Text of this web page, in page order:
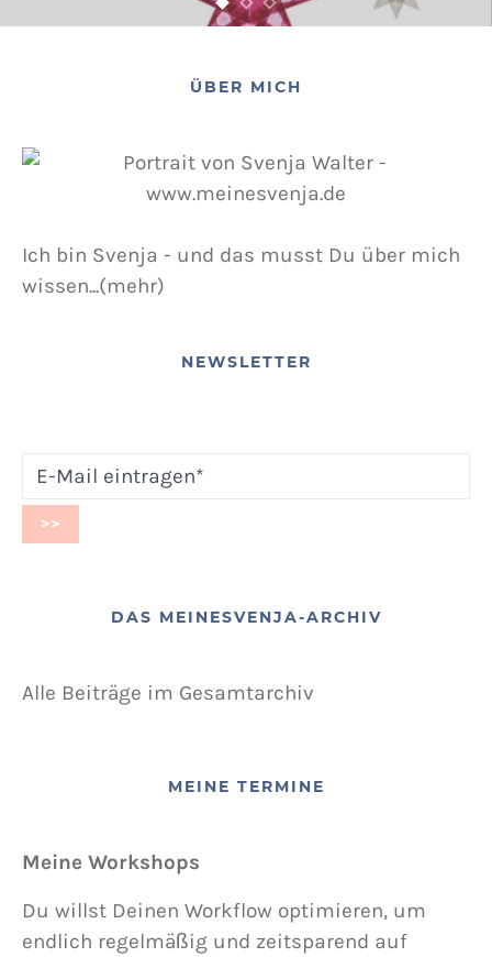
ÜBER MICH
Ich bin Svenja - und das musst Du über mich
wissen...(mehr)
NEWSLETTER
DAS MEINESVENJA-ARCHIV
Alle Beiträge im Gesamtarchiv
MEINE TERMINE
Meine Workshops
Du willst Deinen Workflow optimieren, um
endlich regelmäßig und zeitsparend auf